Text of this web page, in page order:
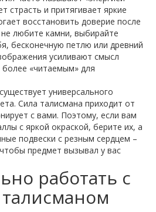
страсть и притягивает яркие
восстановить доверие после
любите камни, выбирайте
бесконечную петлю или древний
усиливают смысл
«читаемым» для
универсального
Сила талисмана приходит от
с вами. Поэтому, если вам
с яркой окраской, берите их, а
подвески с резным сердцем –
предмет вызывал у вас
работать с